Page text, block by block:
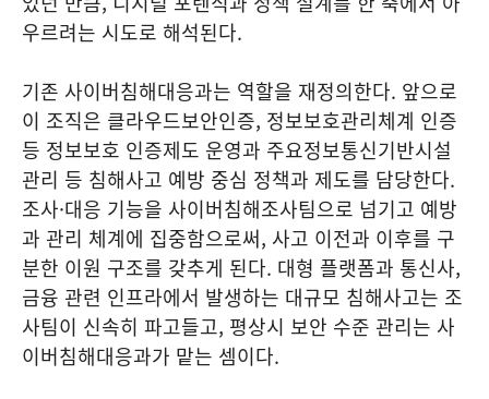
우르려는 시도로 해석된다.
기존 사이버침해대응과는 역할을 재정의한다. 앞으로
이 조직은 클라우드보안인증, 정보보호관리체계 인증
등 정보보호 인증제도 운영과 주요정보통신기반시설
관리 등 침해사고 예방 중심 정책과 제도를 담당한다.
조사·대응 기능을 사이버침해조사팀으로 넘기고 예방
과 관리 체계에 집중함으로써, 사고 이전과 이후를 구
분한 이원 구조를 갖추게 된다. 대형 플랫폼과 통신사,
금융 관련 인프라에서 발생하는 대규모 침해사고는 조
사팀이 신속히 파고들고, 평상시 보안 수준 관리는 사
이버침해대응과가 맡는 셈이다.